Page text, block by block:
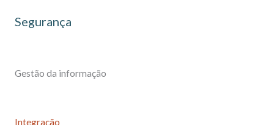
Segurança
Gestão da informação
Integração